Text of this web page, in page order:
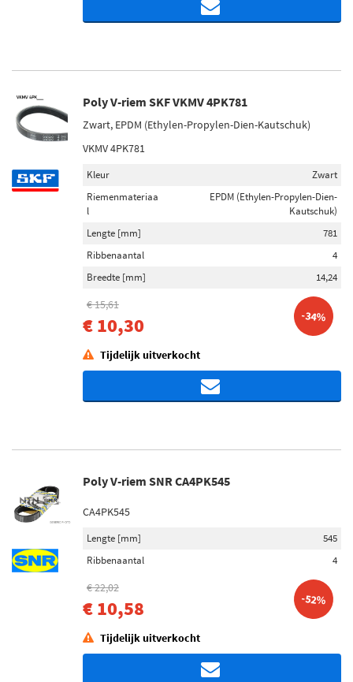
Poly V-riem SKF VKMV 4PK781
Zwart, EPDM (Ethylen-Propylen-Dien-Kautschuk)
VKMV 4PK781
Kleur
Zwart
Riemenmateriaa
l
EPDM (Ethylen-Propylen-Dien-
Kautschuk)
Lengte [mm]
781
Ribbenaantal
4
Breedte [mm]
14,24
€ 15,61
€ 10,30 -34%
Tijdelijk uitverkocht
Poly V-riem SNR CA4PK545
CA4PK545
Lengte [mm]
545
Ribbenaantal
4
€ 22,02
€ 10,58 -52%
Tijdelijk uitverkocht